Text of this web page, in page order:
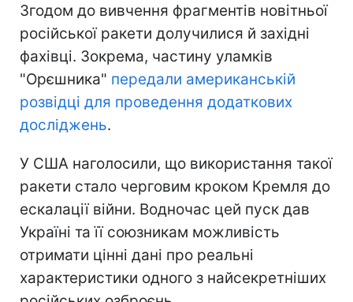
Згодом до вивчення фрагментів новітньої
російської ракети долучилися й західні
фахівці. Зокрема, частину уламків
"Орєшника" передали американській
розвідці для проведення додаткових
досліджень.
У США наголосили, що використання такої
ракети стало черговим кроком Кремля до
ескалації війни. Водночас цей пуск дав
Україні та її союзникам можливість
отримати цінні дані про реальні
характеристики одного з найсекретніших